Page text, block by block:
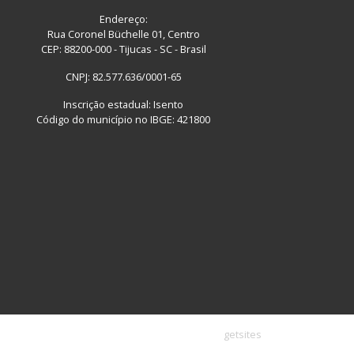
Endereço:
Rua Coronel Büchelle 01, Centro
CEP: 88200-000 - Tijucas - SC - Brasil
CNPJ: 82.577.636/0001-65
Inscrição estadual: Isento
Código do município no IBGE: 421800
getsites